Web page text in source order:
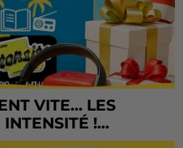
VITE... LES
!...